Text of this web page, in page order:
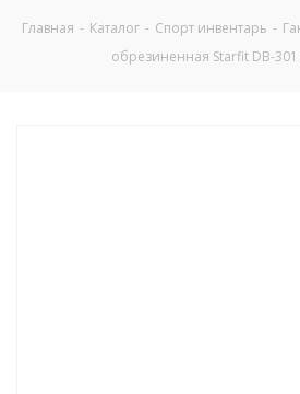
Главная - Каталог - Спорт инвентарь -
обрезиненная Starfit DB-301